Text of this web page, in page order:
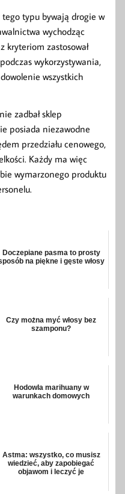
typu bywają drogie w
wychodząc
kryteriom zastosował
wykorzystywania,
wszystkich
zadbał sklep
posiada niezawodne
przedziału cenowego,
Każdy ma więc
wymarzonego produktu
Doczepiane pasma to prosty
na piękne i gęste włosy
Czy można myć włosy bez
szamponu?
Hodowla marihuany w
warunkach domowych
Astma: wszystko, co musisz
wiedzieć, aby zapobiegać
objawom i leczyć je